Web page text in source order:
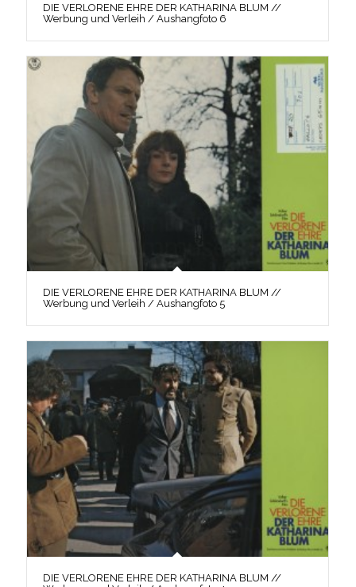
DIE VERLORENE EHRE DER KATHARINA BLUM //
Werbung und Verleih / Aushangfoto 6
DIE VERLORENE EHRE DER KATHARINA BLUM //
Werbung und Verleih / Aushangfoto 5
DIE VERLORENE EHRE DER KATHARINA BLUM //